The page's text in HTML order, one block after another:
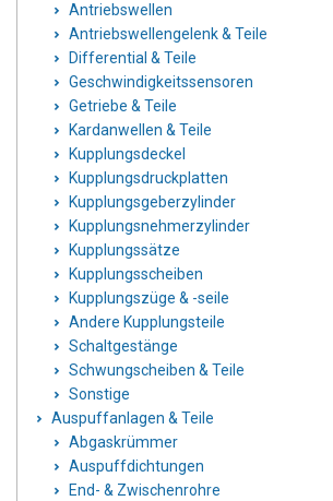
Antriebswellen
Antriebswellengelenk & Teile
Differential & Teile
Geschwindigkeitssensoren
Getriebe & Teile
Kardanwellen & Teile
Kupplungsdeckel
Kupplungsdruckplatten
Kupplungsgeberzylinder
Kupplungsnehmerzylinder
Kupplungssätze
Kupplungsscheiben
Kupplungszüge & -seile
Andere Kupplungsteile
Schaltgestänge
Schwungscheiben & Teile
Sonstige
Auspuffanlagen & Teile
Abgaskrümmer
Auspuffdichtungen
End- & Zwischenrohre